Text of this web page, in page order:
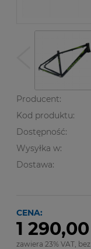
Producent:
Kod produktu:
Dostępność:
Wysyłka w:
Dostawa:
Cena nie
CENA:
1 290,00
zawiera 23% VAT,